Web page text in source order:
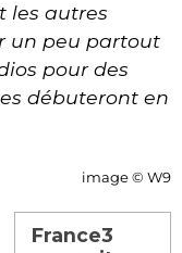
les autres
un peu partout
pour des
débuteront en
image © W9
France3